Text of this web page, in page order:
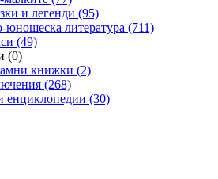
и легенди (95)
юношеска литература (711)
(49)
(0)
книжки (2)
(268)
енциклопедии (30)